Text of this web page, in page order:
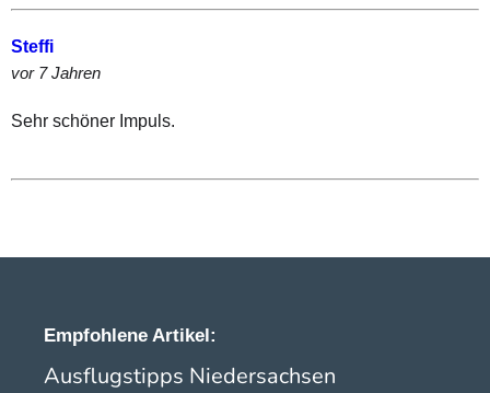
Steffi
vor 7 Jahren
Sehr schöner Impuls.
Empfohlene Artikel:
Ausflugstipps Niedersachsen